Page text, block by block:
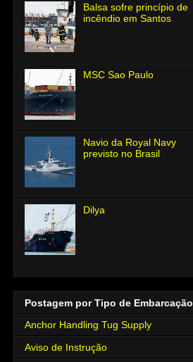
Balsa sofre princípio de
incêndio em Santos
MSC Sao Paulo
Navio da Royal Navy
previsto no Brasil
Dilya
Postagem por Tipo de Embarcação
Anchor Handling Tug Supply
Aviso de Instrução